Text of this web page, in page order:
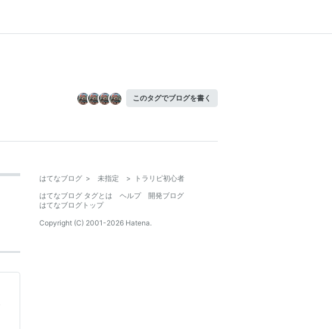
このタグでブログを書く
はてなブログ > 未指定 >
トラリピ初心者
はてなブログ タグとは
ヘルプ
開発ブログ
はてなブログトップ
Copyright (C) 2001-2026 Hatena.